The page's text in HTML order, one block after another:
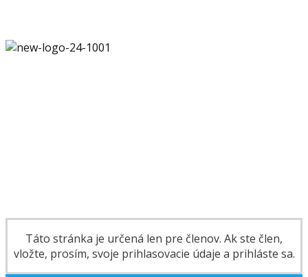
Táto stránka je určená len pre členov. Ak ste člen,
vložte, prosím, svoje prihlasovacie údaje a prihláste sa.